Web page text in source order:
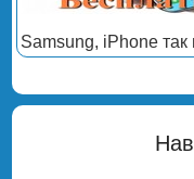
Samsung, iPhone